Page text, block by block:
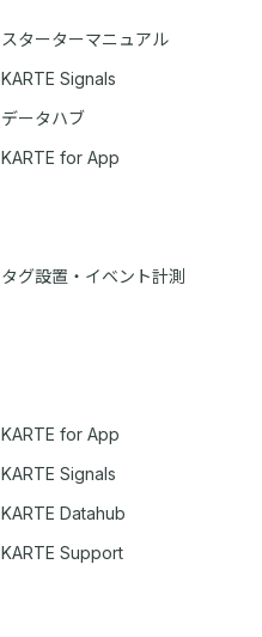
スターターマニュアル
KARTE Signals
データハブ
KARTE for App
タグ設置・イベント計測
KARTE for App
KARTE Signals
KARTE Datahub
KARTE Support